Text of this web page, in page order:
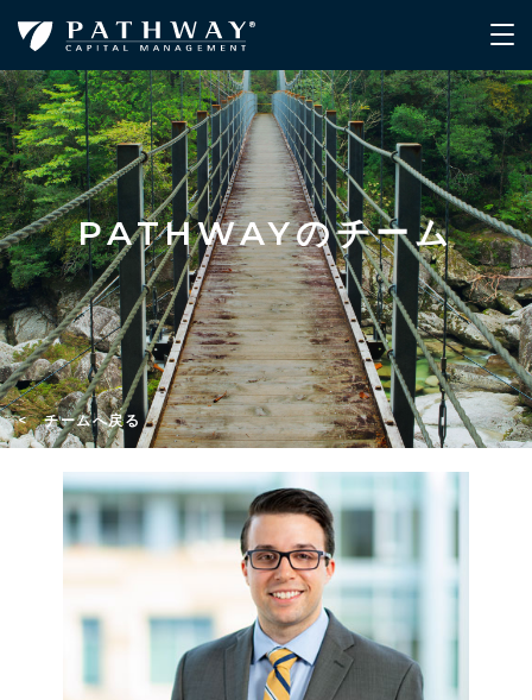
PATHWAYのチーム
< チームへ戻る